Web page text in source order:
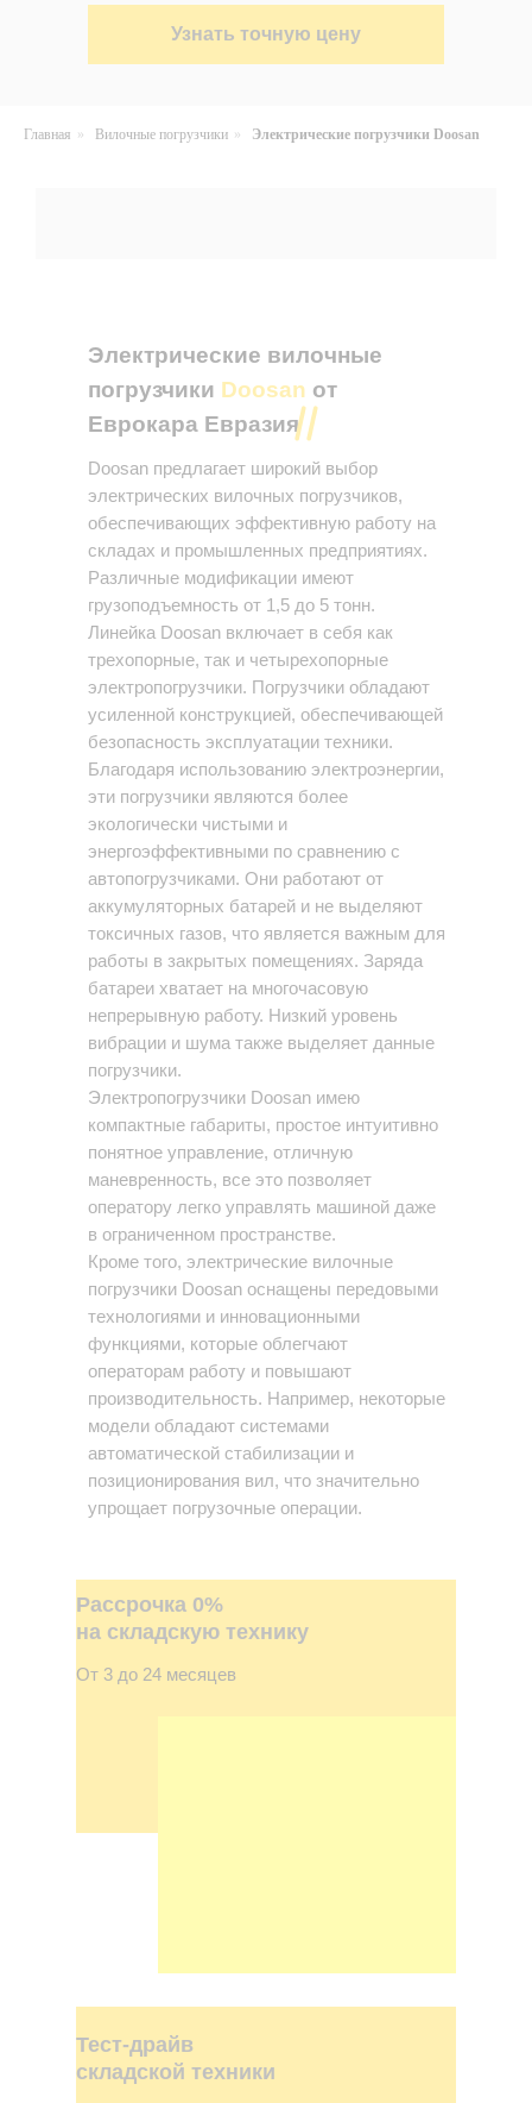
Узнать точную цену
Главная » Вилочные погрузчики » Электрические погрузчики Doosan
Электрические вилочные
погрузчики Doosan от
Еврокара Евразия
Doosan предлагает широкий выбор
электрических вилочных погрузчиков,
обеспечивающих эффективную работу на
складах и промышленных предприятиях.
Различные модификации имеют
грузоподъемность от 1,5 до 5 тонн.
Линейка Doosan включает в себя как
трехопорные, так и четырехопорные
электропогрузчики. Погрузчики обладают
усиленной конструкцией, обеспечивающей
безопасность эксплуатации техники.
Благодаря использованию электроэнергии,
эти погрузчики являются более
экологически чистыми и
энергоэффективными по сравнению с
автопогрузчиками. Они работают от
аккумуляторных батарей и не выделяют
токсичных газов, что является важным для
работы в закрытых помещениях. Заряда
батареи хватает на многочасовую
непрерывную работу. Низкий уровень
вибрации и шума также выделяет данные
погрузчики.
Электропогрузчики Doosan имею
компактные габариты, простое интуитивно
понятное управление, отличную
маневренность, все это позволяет
оператору легко управлять машиной даже
в ограниченном пространстве.
Кроме того, электрические вилочные
погрузчики Doosan оснащены передовыми
технологиями и инновационными
функциями, которые облегчают
операторам работу и повышают
производительность. Например, некоторые
модели обладают системами
автоматической стабилизации и
позиционирования вил, что значительно
упрощает погрузочные операции.
Рассрочка 0%
на складскую технику
От 3 до 24 месяцев
Тест-драйв
складской техники